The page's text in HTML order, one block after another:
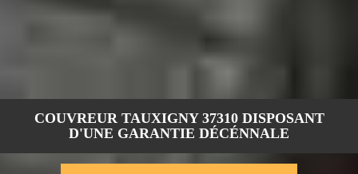
COUVREUR TAUXIGNY 37310 DISPOSANT
D'UNE GARANTIE DÉCÉNNALE